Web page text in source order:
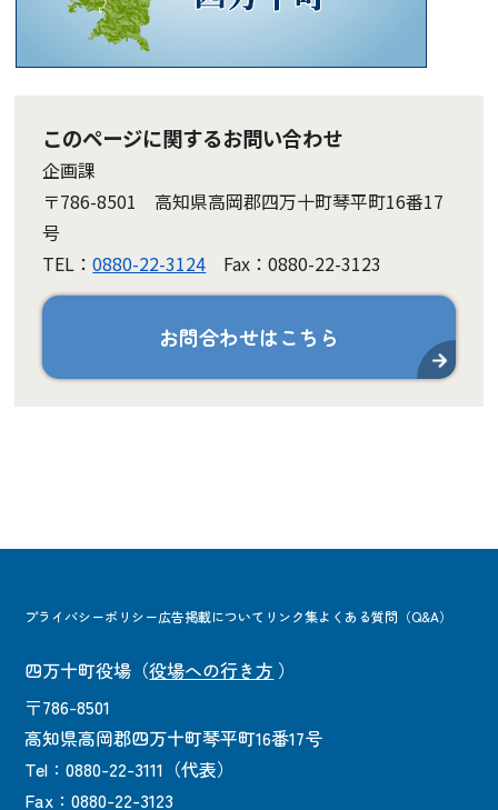
このページに関するお問い合わせ
企画課
〒786-8501 高知県高岡郡四万十町琴平町16番17
号
TEL：0880-22-3124 Fax：0880-22-3123
お問合わせはこちら
プライバシーポリシー広告掲載について リンク集よくある質問（Q&A）
四万十町役場 （役場への行き方 ）
〒786-8501
高知県高岡郡四万十町琴平町16番17号
Tel：0880-22-3111（代表）
Fax：0880-22-3123